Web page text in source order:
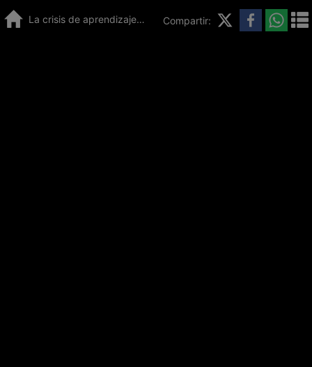
La crisis de aprendizajes golpea la empleabilidad Compartir: